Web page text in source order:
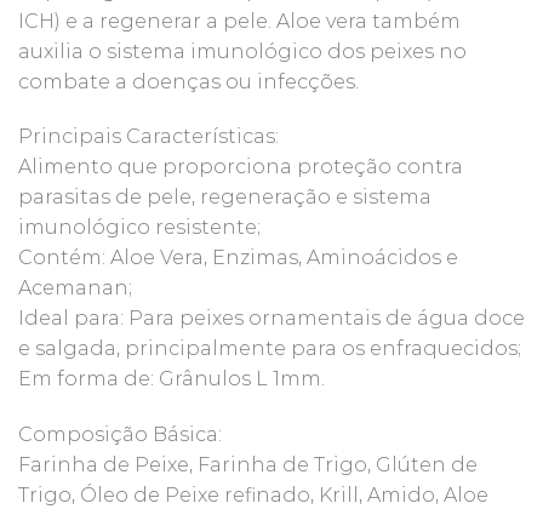
ICH) e a regenerar a pele. Aloe vera também
auxilia o sistema imunológico dos peixes no
combate a doenças ou infecções.
Principais Características:
Alimento que proporciona proteção contra
parasitas de pele, regeneração e sistema
imunológico resistente;
Contém: Aloe Vera, Enzimas, Aminoácidos e
Acemanan;
Ideal para: Para peixes ornamentais de água doce
e salgada, principalmente para os enfraquecidos;
Em forma de: Grânulos L 1mm.
Composição Básica:
Farinha de Peixe, Farinha de Trigo, Glúten de
Trigo, Óleo de Peixe refinado, Krill, Amido, Aloe